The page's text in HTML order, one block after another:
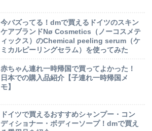
今バズってる！dmで買えるドイツのスキン
ケアブランドNø Cosmetics（ノーコスメテ
ィックス）のChemical peeling serum（ケ
ミカルピーリングセラム）を使ってみた
赤ちゃん連れ一時帰国で買ってよかった！
日本での購入品紹介【子連れ一時帰国メ
モ】
ドイツで買えるおすすめシャンプー・コン
ディショナー・ボディーソープ！dmで買え